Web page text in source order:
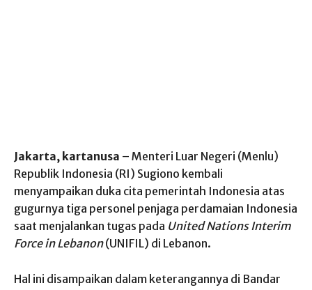
Jakarta, kartanusa – Menteri Luar Negeri (Menlu)
Republik Indonesia (RI) Sugiono kembali
menyampaikan duka cita pemerintah Indonesia atas
gugurnya tiga personel penjaga perdamaian Indonesia
saat menjalankan tugas pada United Nations Interim
Force in Lebanon(UNIFIL) di Lebanon.
Hal ini disampaikan dalam keterangannya di Bandar